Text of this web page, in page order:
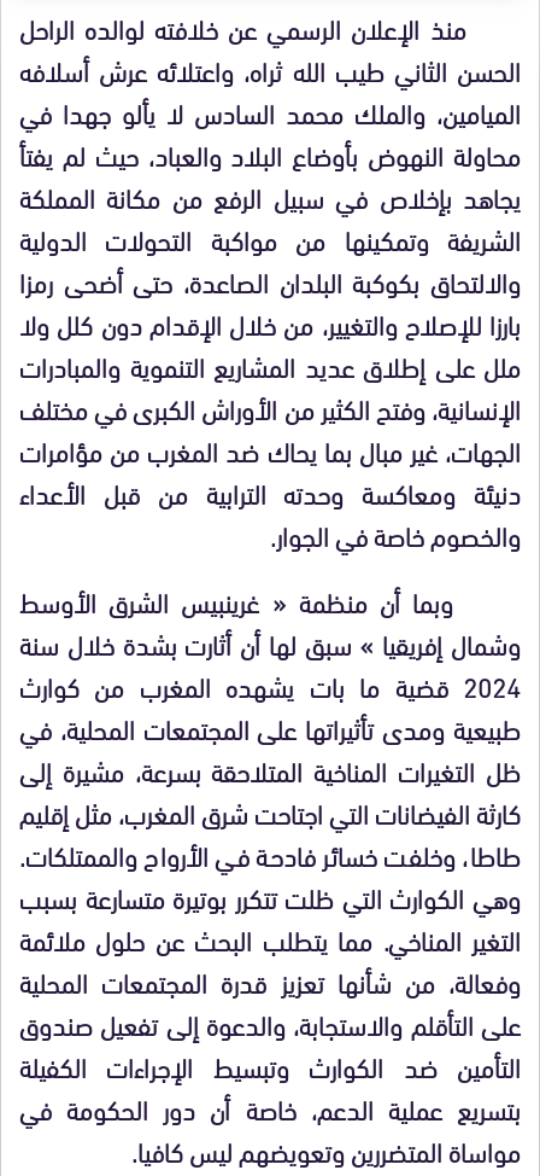
منذ الإعلان الرسمي عن خلافته لوالده الراحل
الحسن الثاني طيب الله ثراه، واعتلائه عرش أسلافه
الميامين، والملك محمد السادس لا يألو جهدا في
محاولة النهوض بأوضاع البلاد والعباد، حيث لم يفتأ
يجاهد بإخلاص في سبيل الرفع من مكانة المملكة
الشريفة وتمكينها من مواكبة التحولات الدولية
والالتحاق بكوكبة البلدان الصاعدة، حتى أضحى رمزا
بارزا للإصلاح والتغيير، من خلال الإقدام دون كلل ولا
ملل على إطلاق عديد المشاريع التنموية والمبادرات
الإنسانية، وفتح الكثير من الأوراش الكبرى في مختلف
الجهات، غير مبال بما يحاك ضد المغرب من مؤامرات
دنيئة ومعاكسة وحدته الترابية من قبل الأعداء
والخصوم خاصة في الجوار.
وبما أن منظمة « غرينبيس الشرق الأوسط
وشمال إفريقيا » سبق لها أن أثارت بشدة خلال سنة
2024 قضية ما بات يشهده المغرب من كوارث
طبيعية ومدى تأثيراتها على المجتمعات المحلية، في
ظل التغيرات المناخية المتلاحقة بسرعة، مشيرة إلى
كارثة الفيضانات التي اجتاحت شرق المغرب، مثل إقليم
طاطا، وخلفت خسائر فادحة في الأرواح والممتلكات.
وهي الكوارث التي ظلت تتكرر بوتيرة متسارعة بسبب
التغير المناخي. مما يتطلب البحث عن حلول ملائمة
وفعالة، من شأنها تعزيز قدرة المجتمعات المحلية
على التأقلم والاستجابة، والدعوة إلى تفعيل صندوق
التأمين ضد الكوارث وتبسيط الإجراءات الكفيلة
بتسريع عملية الدعم، خاصة أن دور الحكومة في
مواساة المتضررين وتعويضهم ليس كافيا.